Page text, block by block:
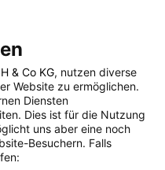
& Co KG, nutzen diverse
Website zu ermöglichen.
Diensten
Dies ist für die Nutzung
uns aber eine noch
Besuchern. Falls